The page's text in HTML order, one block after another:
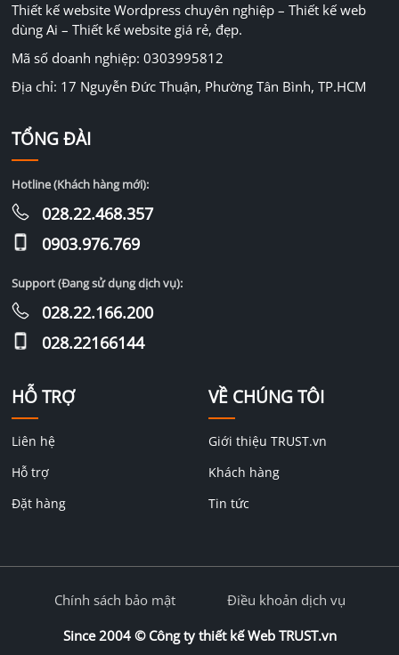
Thiết kế website Wordpress chuyên nghiệp – Thiết kế web
dùng Ai – Thiết kế website giá rẻ, đẹp.
Mã số doanh nghiệp: 0303995812
Địa chỉ: 17 Nguyễn Đức Thuận, Phường Tân Bình, TP.HCM
HỖ TRỢ
Liên hệ
Hỗ trợ
Đặt hàng
VỀ CHÚNG TÔI
Giới thiệu TRUST.vn
Khách hàng
Tin tức
TỔNG ĐÀI
Hotline (Khách hàng mới):
028.22.468.357
0903.976.769
Support (Đang sử dụng dịch vụ):
028.22.166.200
028.22166144
Since 2004 © Công ty thiết kế Web TRUST.vn
Chính sách bảo mật Điều khoản dịch vụ